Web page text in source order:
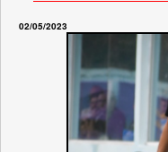
02/05/2023